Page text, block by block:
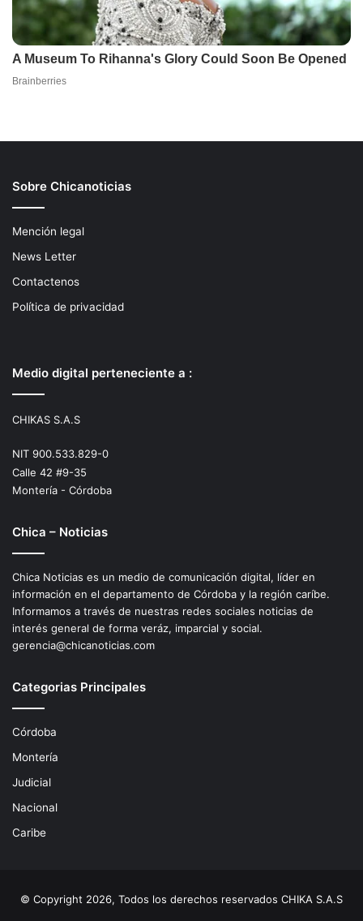
Sobre Chicanoticias
Mención legal
News Letter
Contactenos
Política de privacidad
Medio digital perteneciente a :
CHIKAS S.A.S
NIT 900.533.829-0
Calle 42 #9-35
Montería - Córdoba
Chica – Noticias
Chica Noticias es un medio de comunicación digital, líder en
información en el departamento de Córdoba y la región caríbe.
Informamos a través de nuestras redes sociales noticias de
interés general de forma veráz, imparcial y social.
gerencia@chicanoticias.com
Categorias Principales
Córdoba
Montería
Judicial
Nacional
Caribe
© Copyright 2026, Todos los derechos reservados CHIKA S.A.S